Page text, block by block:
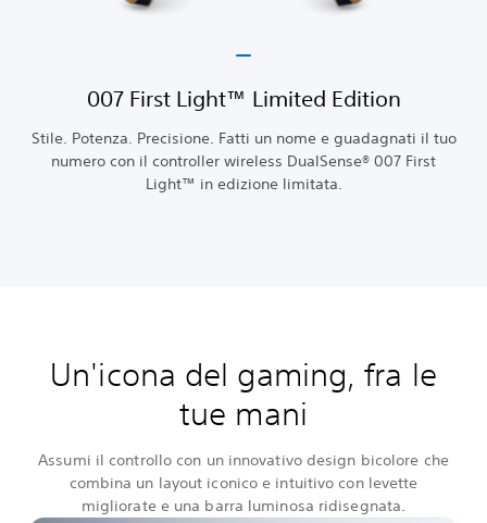
‎007 First Light™ Limited Edition
Stile. Potenza. Precisione. Fatti un nome e guadagnati il tuo
numero con il controller wireless DualSense® 007 First
Light™ in edizione limitata.
Un'icona del gaming, fra le
tue mani
Assumi il controllo con un innovativo design bicolore che
combina un layout iconico e intuitivo con levette
migliorate e una barra luminosa ridisegnata.